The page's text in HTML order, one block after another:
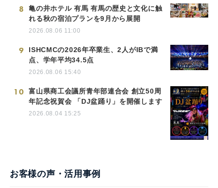
8
亀の井ホテル 有馬 有馬の歴史と文化に触
れる秋の宿泊プランを9月から展開
2026.08.06 11:00
9
ISHCMCの2026年卒業生、2人がIBで満
点、学年平均34.5点
2026.08.06 15:40
10
富山県商工会議所青年部連合会 創立50周
年記念祝賀会 「DJ盆踊り」を開催します
2026.08.04 15:25
お客様の声・活用事例